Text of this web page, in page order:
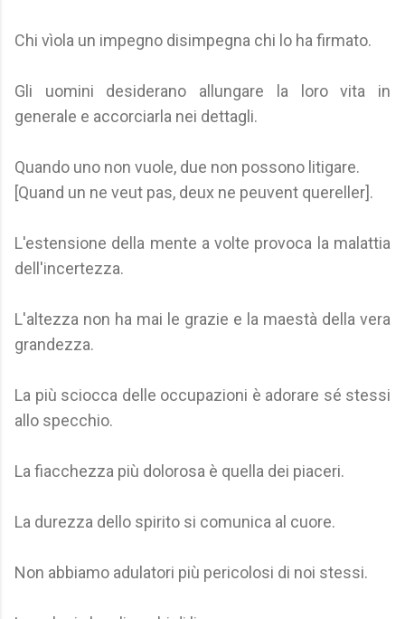
Chi vìola un impegno disimpegna chi lo ha firmato.
Gli uomini desiderano allungare la loro vita in
generale e accorciarla nei dettagli.
Quando uno non vuole, due non possono litigare.
[Quand un ne veut pas, deux ne peuvent quereller].
L'estensione della mente a volte provoca la malattia
dell'incertezza.
L'altezza non ha mai le grazie e la maestà della vera
grandezza.
La più sciocca delle occupazioni è adorare sé stessi
allo specchio.
La fiacchezza più dolorosa è quella dei piaceri.
La durezza dello spirito si comunica al cuore.
Non abbiamo adulatori più pericolosi di noi stessi.